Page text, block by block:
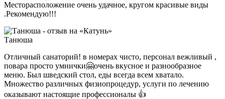
Месторасположение очень удачное, кругом красивые виды
.Рекомендую!!!
Танюша
Отличный санаторий! в номерах чисто, персонал вежливый ,
повара просто умнички🤗очень вкусное и разнообразное
меню. Был шведский стол, еды всегда всем хватало.
Множество различных физиопроцедур, услуги по лечению
оказывают настоящие профессионалы 👍